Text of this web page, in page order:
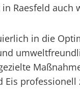
Raesfeld
in die
professionell